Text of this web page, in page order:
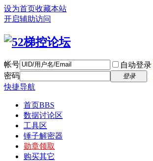
设为首页收藏本站
开启辅助访问
帐号 自动登录
密码
登录
快捷导航
首页BBS
数据讨论区
工具区
锤子解密器
勋章领取
购买其它